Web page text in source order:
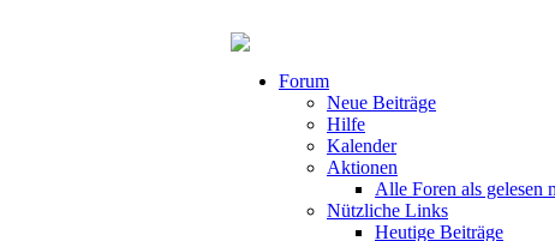
Forum
Neue Beiträge
Hilfe
Kalender
Aktionen
Alle Foren als gelesen
Nützliche Links
Heutige Beiträge